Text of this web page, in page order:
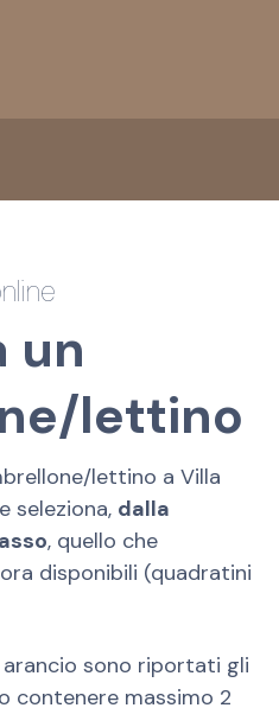
un
lettino
lettino a Villa
seleziona, dalla
, quello che
disponibili (quadratini
sono riportati gli
contenere massimo 2